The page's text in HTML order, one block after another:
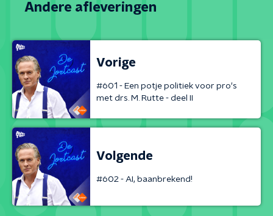
Andere afleveringen
Vorige
#601 - Een potje politiek voor pro's
met drs. M. Rutte - deel II
Volgende
#602 - AI, baanbrekend!